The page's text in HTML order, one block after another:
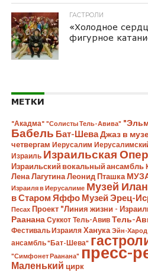
ГАСТРОЛИ
«Холодное
фигурное
МЕТКИ
"Акадма" "Солисты Тель-Авива"
Бабель Бат-ШеваДжаз в
четвергам Иерусалим
Израиль Израильская
Израильский вокальный ансамбль
Лена Лагутина Леонид Пташка
Израиля в Иерусалиме Музей
в Старом Яффо Музей Эрец-
Песах Проект "Линия жизни -
Раанана Суккот Тель-Авив Тель-
Фестиваль Израиля Ханука Эйн-Харод
ансамбль "Бат-Шева"
"Симфонет Раанана" пресс-
Маленький цирк